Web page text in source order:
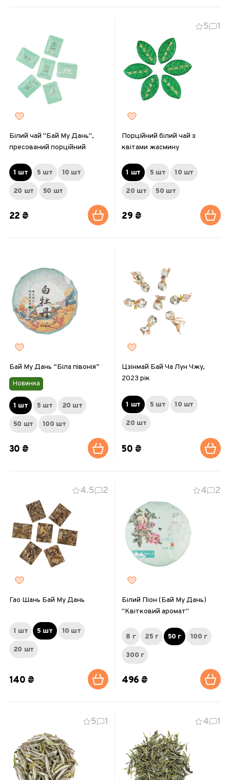
Білий чай "Бай Му Дань",
пресований порційний
1 шт 5 шт 10 шт
20 шт 50 шт
22 ₴
5 1
Порційний білий чай з
квітами жасмину
1 шт 5 шт 10 шт
20 шт 50 шт
29 ₴
Бай Му Дань “Біла півонія”
Новинка
1 шт 5 шт 20 шт
50 шт 100 шт
30 ₴
Цзінмай Бай Ча Лун Чжу,
2023 рік
1 шт 5 шт 10 шт
20 шт
50 ₴
4.5 2
Гао Шань Бай Му Дань
1 шт 5 шт 10 шт
20 шт
140 ₴
4 2
Білий Піон (Бай Му Дань)
"Квітковий аромат"
8 г 25 г 50 г 100 г
300 г
496 ₴
5 1 4 1